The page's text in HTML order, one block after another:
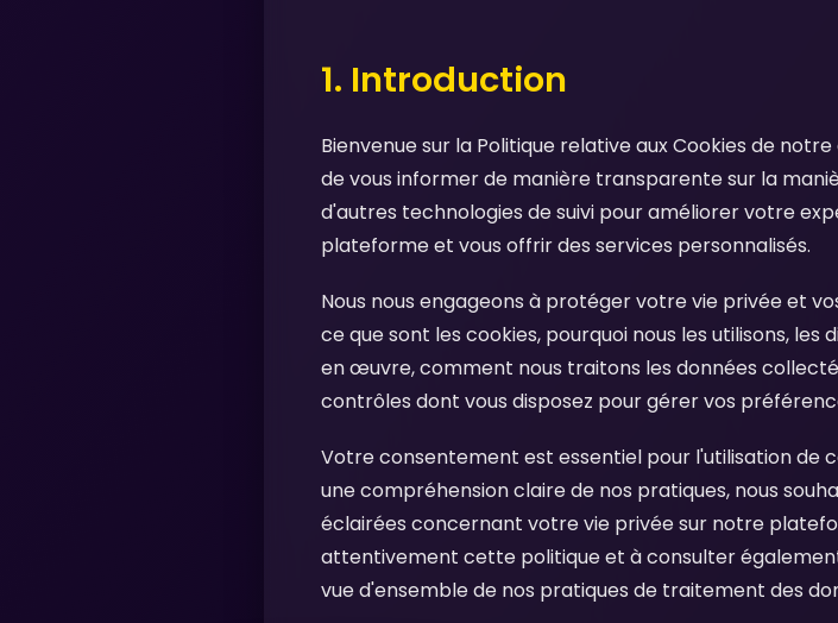
1. Introduction
Bienvenue sur la Politique relative aux Cookies de
de vous informer de manière transparente sur la
d'autres technologies de suivi pour améliorer votre
plateforme et vous offrir des services personnalisés.
Nous nous engageons à protéger votre vie privée et
ce que sont les cookies, pourquoi nous les utilisons,
en œuvre, comment nous traitons les données
contrôles dont vous disposez pour gérer vos
Votre consentement est essentiel pour l'utilisation de
une compréhension claire de nos pratiques, nous
éclairées concernant votre vie privée sur notre
attentivement cette politique et à consulter
vue d'ensemble de nos pratiques de traitement des